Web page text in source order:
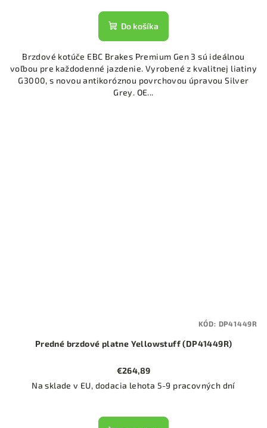
Do košíka
Brzdové kotúče EBC Brakes Premium Gen 3 sú ideálnou
voľbou pre každodenné jazdenie. Vyrobené z kvalitnej liatiny
G3000, s novou antikoróznou povrchovou úpravou Silver
Grey. OE...
Predné brzdové platne Yellowstuff (DP41449R)
€264,89
Na sklade v EU, dodacia lehota 5-9 pracovných dní
KÓD: DP41449R